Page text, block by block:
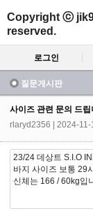
Copyright ⓒ
reserved.
로그인
질문게시판
사이즈 관련 문의 드립
rlaryd2356 | 2024-
23/24 데상트 S.I.O
바지 사이즈 보통 29
신체는 166 / 60kg입